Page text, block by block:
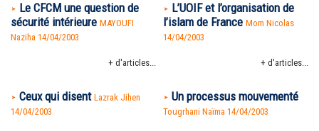
Le CFCM une question de
sécurité intérieure MAYOUFI
Naziha 14/04/2003
+ d'articles...
L’UOIF et l’organisation de
l’islam de France Mom Nicolas
14/04/2003
+ d'articles...
Ceux qui disent Lazrak Jihen
14/04/2003
Un processus mouvementé
Tougrhani Naïma 14/04/2003